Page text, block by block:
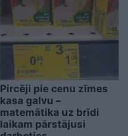
Pircēji pie cenu zīmes
kasa galvu –
matemātika uz brīdi
laikam pārstājusi